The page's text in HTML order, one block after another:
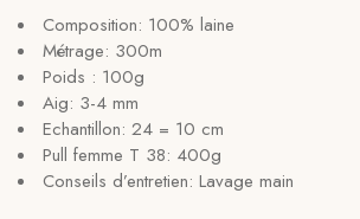
Composition: 100% laine
Métrage: 300m
Poids : 100g
Aig: 3-4 mm
Echantillon: 24 = 10 cm
Pull femme T 38: 400g
Conseils d’entretien: Lavage main